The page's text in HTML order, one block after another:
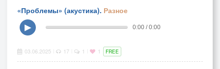
«Проблемы» (акустика). Разное
▶
0:00 / 0:00
03.06.2025 17 1 1 FREE